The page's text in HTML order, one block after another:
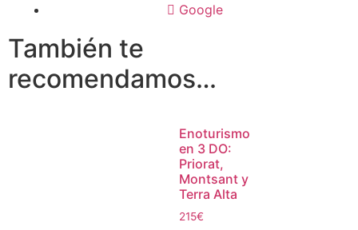
Google
También te
recomendamos…
Enoturismo
en 3 DO:
Priorat,
Montsant y
Terra Alta
215€